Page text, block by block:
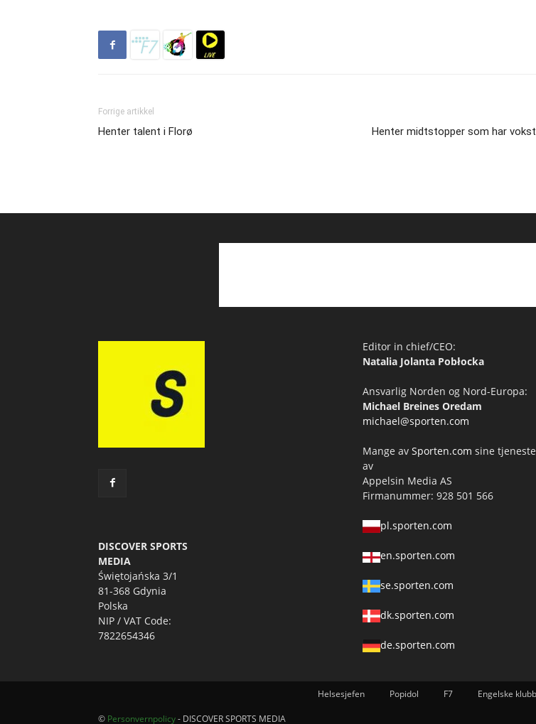
Forrige artikkel
Henter talent i Florø
Henter midtstopper som har
DISCOVER SPORTS
MEDIA
Świętojańska 3/1
81-368 Gdynia
Polska
NIP / VAT Code:
7822654346
Editor in chief/CEO:
Natalia Jolanta Pobłocka
Ansvarlig Norden og Nord-Europa:
Michael Breines Oredam
michael@sporten.com
Mange av Sporten.com sine
av
Appelsin Media AS
Firmanummer: 928 501 566
pl.sporten.com
en.sporten.com
se.sporten.com
dk.sporten.com
de.sporten.com
Helsesjefen Popidol F7 Engelske
© Personvernpolicy- DISCOVER SPORTS MEDIA